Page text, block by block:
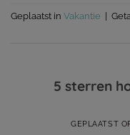
Geplaatst in Vakantie |
5 sterren
GEPLAATST